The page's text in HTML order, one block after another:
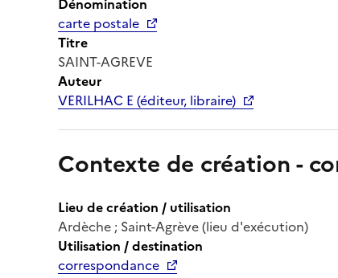
carte postale
Titre
SAINT-AGREVE
Auteur
VERILHAC E (éditeur, libraire)
Contexte de création -
Lieu de création / utilisation
Ardèche ; Saint-Agrève (lieu d'exécution)
Utilisation / destination
correspondance